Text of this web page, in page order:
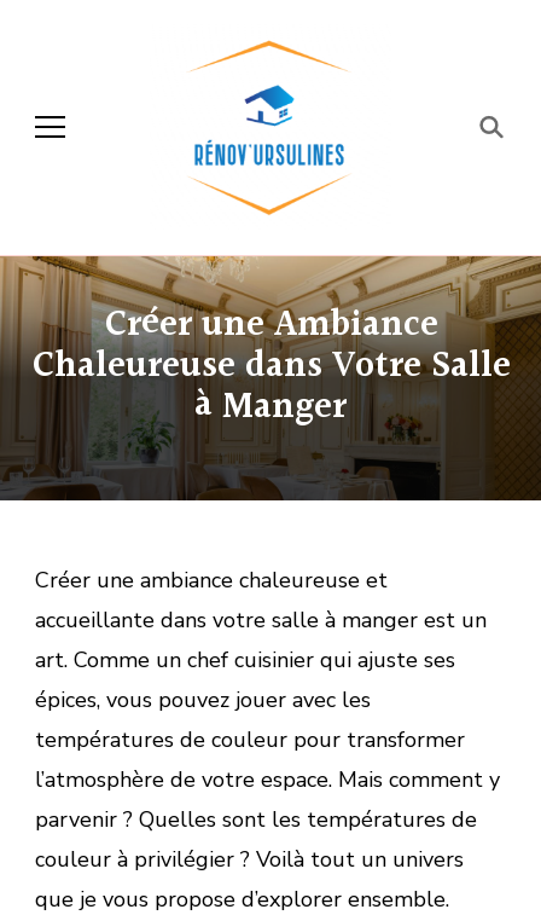
Rénov'ursulines
Créer une Ambiance
Chaleureuse dans Votre Salle
à Manger
Créer une ambiance chaleureuse et
accueillante dans votre salle à manger est un
art. Comme un chef cuisinier qui ajuste ses
épices, vous pouvez jouer avec les
températures de couleur pour transformer
l’atmosphère de votre espace. Mais comment y
parvenir ? Quelles sont les températures de
couleur à privilégier ? Voilà tout un univers
que je vous propose d’explorer ensemble.